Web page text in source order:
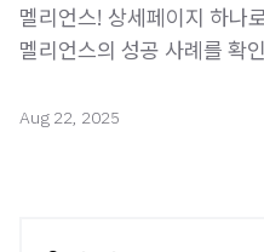
멜리언스! 상세페이지 하나
멜리언스의 성공 사례를 확
Aug 22, 2025